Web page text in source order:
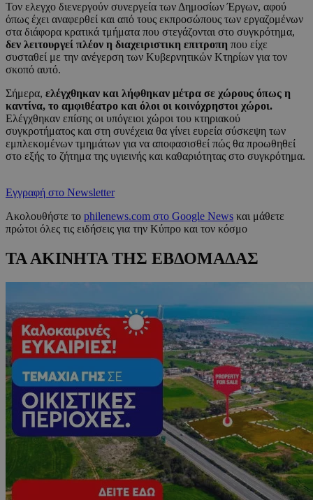
Τον ελεγχο διενεργούν συνεργεία των Δημοσίων Έργων, αφού
όπως έχει αναφερθεί και από τους εκπροσώπους των εργαζομένων
στα διάφορα κρατικά τμήματα που στεγάζονται στο συγκρότημα,
δεν λειτουργεί πλέον η διαχειριστικη επιτροπη που είχε
συσταθεί με την ανέγερση των Κυβερνητικών Κτηρίων για τον
σκοπό αυτό.
Σήμερα, ελέγχθηκαν και λήφθηκαν μέτρα σε χώρους όπως η
καντίνα, το αμφιθέατρο και όλοι οι κοινόχρηστοι χώροι.
Ελέγχθηκαν επίσης οι υπόγειοι χώροι του κτηριακού
συγκροτήματος και στη συνέχεια θα γίνει ευρεία σύσκεψη των
εμπλεκομένων τμημάτων για να αποφασισθεί πώς θα προωθηθεί
στο εξής το ζήτημα της υγιεινής και καθαριότητας στο συγκρότημα.
Εγγραφή στο Newsletter
Ακολουθήστε το philenews.com στο Google News και μάθετε
πρώτοι όλες τις ειδήσεις για την Κύπρο και τον κόσμο
ΤΑ ΑΚΙΝΗΤΑ ΤΗΣ ΕΒΔΟΜΑΔΑΣ